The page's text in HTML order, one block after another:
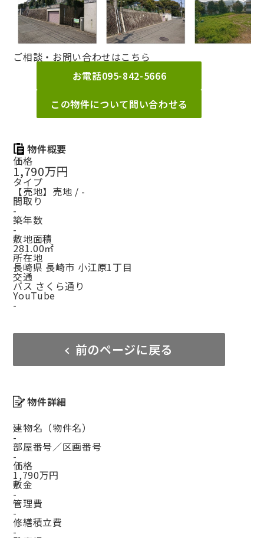
ご相談・お問い合わせはこちら
お電話095-842-5666
この物件について問い合わせる
物件概要
価格
1,790万円
タイプ
【売地】売地 / -
間取り
-
築年数
-
敷地面積
281.00㎡
所在地
長崎県 長崎市 小江原1丁目
交通
バス さくら通り
YouTube
-
前のページに戻る
物件詳細
建物名（物件名）
-
部屋番号／区画番号
-
価格
1,790万円
敷金
-
管理費
-
修繕積立費
-